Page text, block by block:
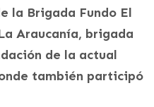
la Brigada Fundo El
Araucanía, brigada
de la actual
también participó